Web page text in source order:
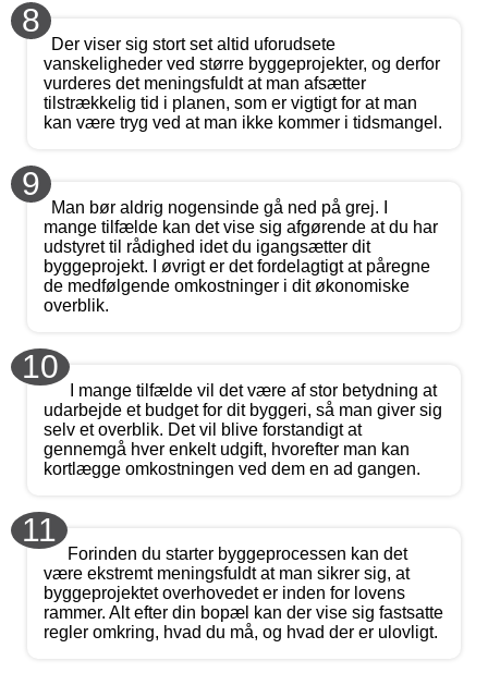
8
Der viser sig stort set altid uforudsete
vanskeligheder ved større byggeprojekter, og derfor
vurderes det meningsfuldt at man afsætter
tilstrækkelig tid i planen, som er vigtigt for at man
kan være tryg ved at man ikke kommer i tidsmangel.
9
Man bør aldrig nogensinde gå ned på grej. I
mange tilfælde kan det vise sig afgørende at du har
udstyret til rådighed idet du igangsætter dit
byggeprojekt. I øvrigt er det fordelagtigt at påregne
de medfølgende omkostninger i dit økonomiske
overblik.
10
I mange tilfælde vil det være af stor betydning at
udarbejde et budget for dit byggeri, så man giver sig
selv et overblik. Det vil blive forstandigt at
gennemgå hver enkelt udgift, hvorefter man kan
kortlægge omkostningen ved dem en ad gangen.
11
Forinden du starter byggeprocessen kan det
være ekstremt meningsfuldt at man sikrer sig, at
byggeprojektet overhovedet er inden for lovens
rammer. Alt efter din bopæl kan der vise sig fastsatte
regler omkring, hvad du må, og hvad der er ulovligt.